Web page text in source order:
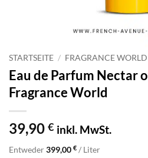
STARTSEITE / FRAGRANCE WORLD
Eau de Parfum Nectar
Fragrance World
39,90 € inkl. MwSt.
Entweder399,00 € / Liter